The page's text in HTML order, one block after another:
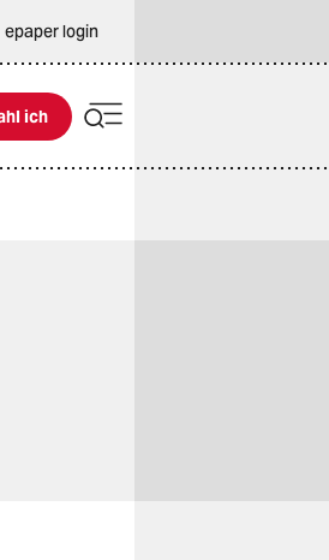
epaper login
ich